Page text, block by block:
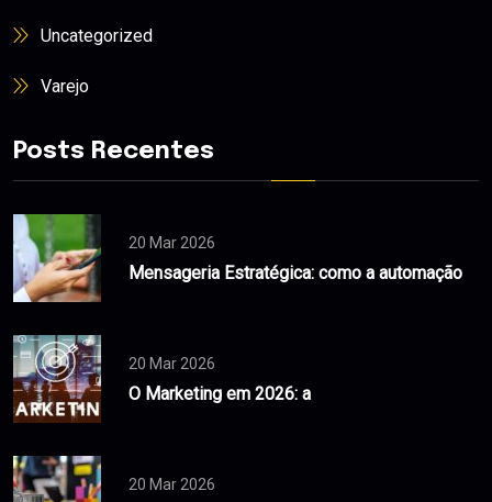
Uncategorized
Varejo
Posts Recentes
20 Mar 2026
Mensageria Estratégica: como a automação
20 Mar 2026
O Marketing em 2026: a
20 Mar 2026